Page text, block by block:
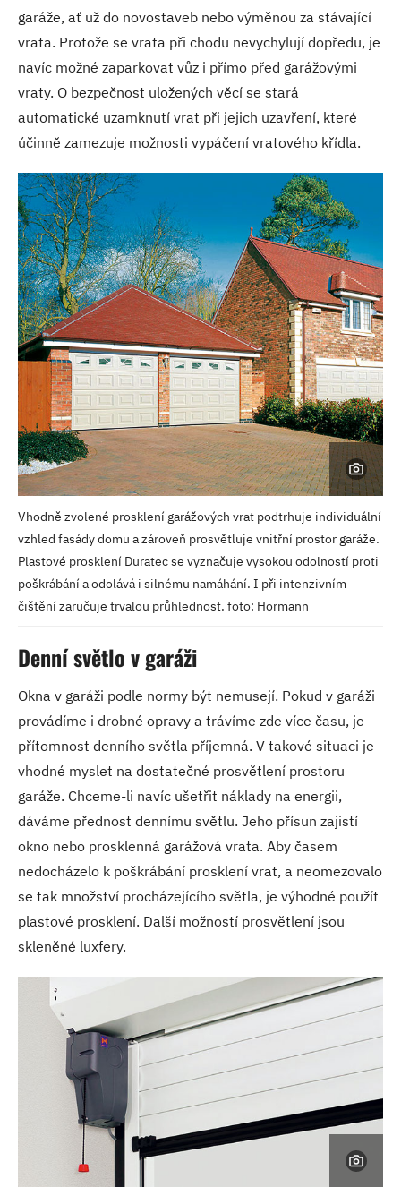
garáže, ať už do novostaveb nebo výměnou za stávající
vrata. Protože se vrata při chodu nevychylují dopředu, je
navíc možné zaparkovat vůz i přímo před garážovými
vraty. O bezpečnost uložených věcí se stará
automatické uzamknutí vrat při jejich uzavření, které
účinně zamezuje možnosti vypáčení vratového křídla.
Vhodně zvolené prosklení garážových vrat podtrhuje individuální
vzhled fasády domu a zároveň prosvětluje vnitřní prostor garáže.
Plastové prosklení Duratec se vyznačuje vysokou odolností proti
poškrábání a odolává i silnému namáhání. I při intenzivním
čištění zaručuje trvalou průhlednost. foto: Hörmann
Denní světlo v garáži
Okna v garáži podle normy být nemusejí. Pokud v garáži
provádíme i drobné opravy a trávíme zde více času, je
přítomnost denního světla příjemná. V takové situaci je
vhodné myslet na dostatečné prosvětlení prostoru
garáže. Chceme-li navíc ušetřit náklady na energii,
dáváme přednost dennímu světlu. Jeho přísun zajistí
okno nebo prosklenná garážová vrata. Aby časem
nedocházelo k poškrábání prosklení vrat, a neomezovalo
se tak množství procházejícího světla, je výhodné použít
plastové prosklení. Další možností prosvětlení jsou
skleněné luxfery.